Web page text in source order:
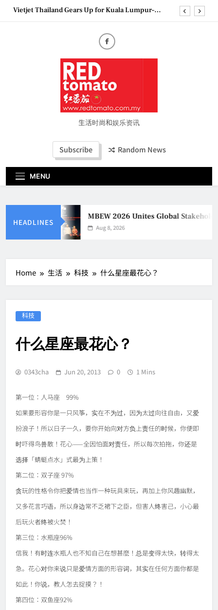
SkipVietjet Thailand Gears Up for Kuala Lumpur–
Couture Fashion Week Malaysia 2026– Press
MBEW 2026 Unites Global Stakeholders to Shape
the Future of Business Events
Vietjet Thailand Gears Up for Kuala Lumpur–
Bangkok Service Launch on9 October
Epson reinvents affordable printing with next-
generation EcoTank Series生活时尚和娱乐资讯
Subscribe Random News
MENU
HEADLINES
MBEW 2026 Unites Global
Aug 8, 2026
Home 生活 科技 什么星座最花心？
科技
什么星座最花心？
0343cha Jun 20, 2013 0 1 Mins
第一位：人马座 99%
如果要形容你是一只风筝，实在不为过，因为太过向往自由，又爱
扮浪子！所以日子一久，要你开始向对方负上责任的时候，你便即
时吓得鸟兽散！花心——全因怕面对责任，所以每次拍拖，你还是
选择「蜻蜓点水」式最为上策！
第二位：双子座 97%
贪玩的性格令你把爱情也当作一种玩具来玩，再加上你风趣幽默，
又多花言巧语，所以身边常不乏裙下之臣，但害人终害己，小心最
后玩火者终被火焚！
第三位：水瓶座96%
信我！有时连水瓶人也不知自己在想甚麼！总是变得太快，转得太
急。花心对你来说只是爱情方面的形容词，其实在任何方面你都是
如此！你说，教人怎去捉摸？！
第四位：双鱼座92%